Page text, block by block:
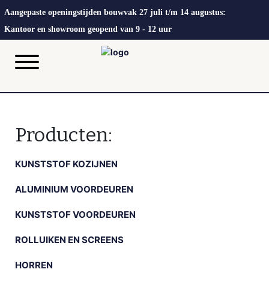
Aangepaste openingstijden bouwvak 27 juli t/m 14 augustus:
Kantoor en showroom geopend van 9 - 12 uur
Producten:
KUNSTSTOF KOZIJNEN
ALUMINIUM VOORDEUREN
KUNSTSTOF VOORDEUREN
ROLLUIKEN EN SCREENS
HORREN